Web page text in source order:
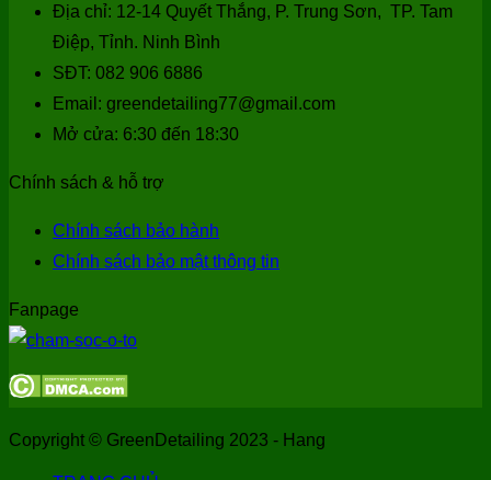
Địa chỉ: 12-14 Quyết Thắng, P. Trung Sơn, TP. Tam
Điệp, Tỉnh. Ninh Bình
SĐT: 082 906 6886
Email: greendetailing77@gmail.com
Mở cửa: 6:30 đến 18:30
Chính sách & hỗ trợ
Chính sách bảo hành
Chính sách bảo mật thông tin
Fanpage
Copyright © GreenDetailing 2023 - Hang